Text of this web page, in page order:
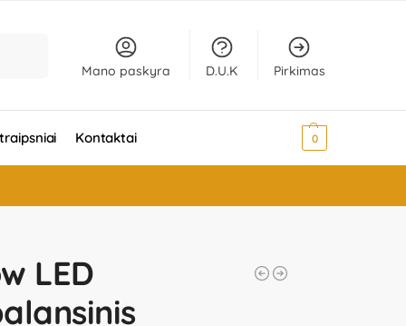
Mano paskyra D.U.K Pirkimas
Kontaktai 0
LED